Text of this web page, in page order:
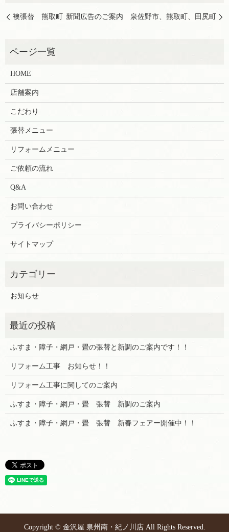
襖張替 熊取町 新聞広告のご案内 泉佐野市、熊取町、田尻町
HOME
店舗案内
こだわり
張替メニュー
リフォームメニュー
ご依頼の流れ
Q&A
お問い合わせ
プライバシーポリシー
サイトマップ
お知らせ
ふすま・障子・網戸・畳の張替と新調のご案内です！！
リフォーム工事 お知らせ！！
リフォーム工事に関してのご案内
ふすま・障子・網戸・畳 張替 新調のご案内
ふすま・障子・網戸・畳 張替 新春フェアー開催中！！
Copyright © 金沢屋 泉州南・紀ノ川店 All Rights Reserved.